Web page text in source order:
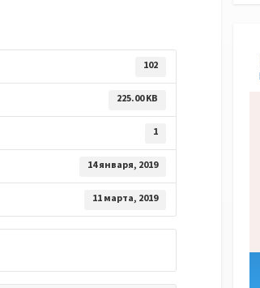
102
225.00 KB
1
14 января, 2019
11 марта, 2019